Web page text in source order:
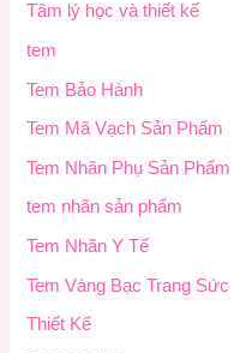
Tâm lý học và thiết kế
tem
Tem Bảo Hành
Tem Mã Vạch Sản Phẩm
Tem Nhãn Phụ Sản Phẩm
tem nhãn sản phẩm
Tem Nhãn Y Tế
Tem Vàng Bạc Trang Sức
Thiết Kế